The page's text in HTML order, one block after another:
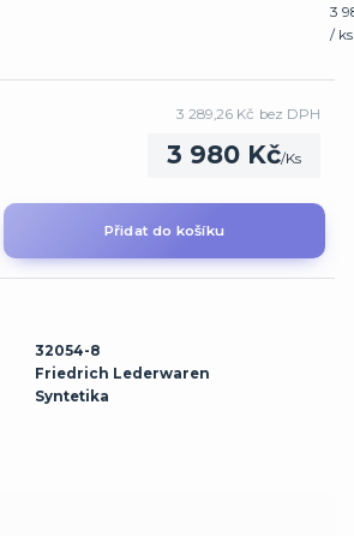
3
/ ks
3 980 Kč/Ks
3 289,26 Kč bez DPH
Přidat do košíku
32054-8
Friedrich Lederwaren
Syntetika